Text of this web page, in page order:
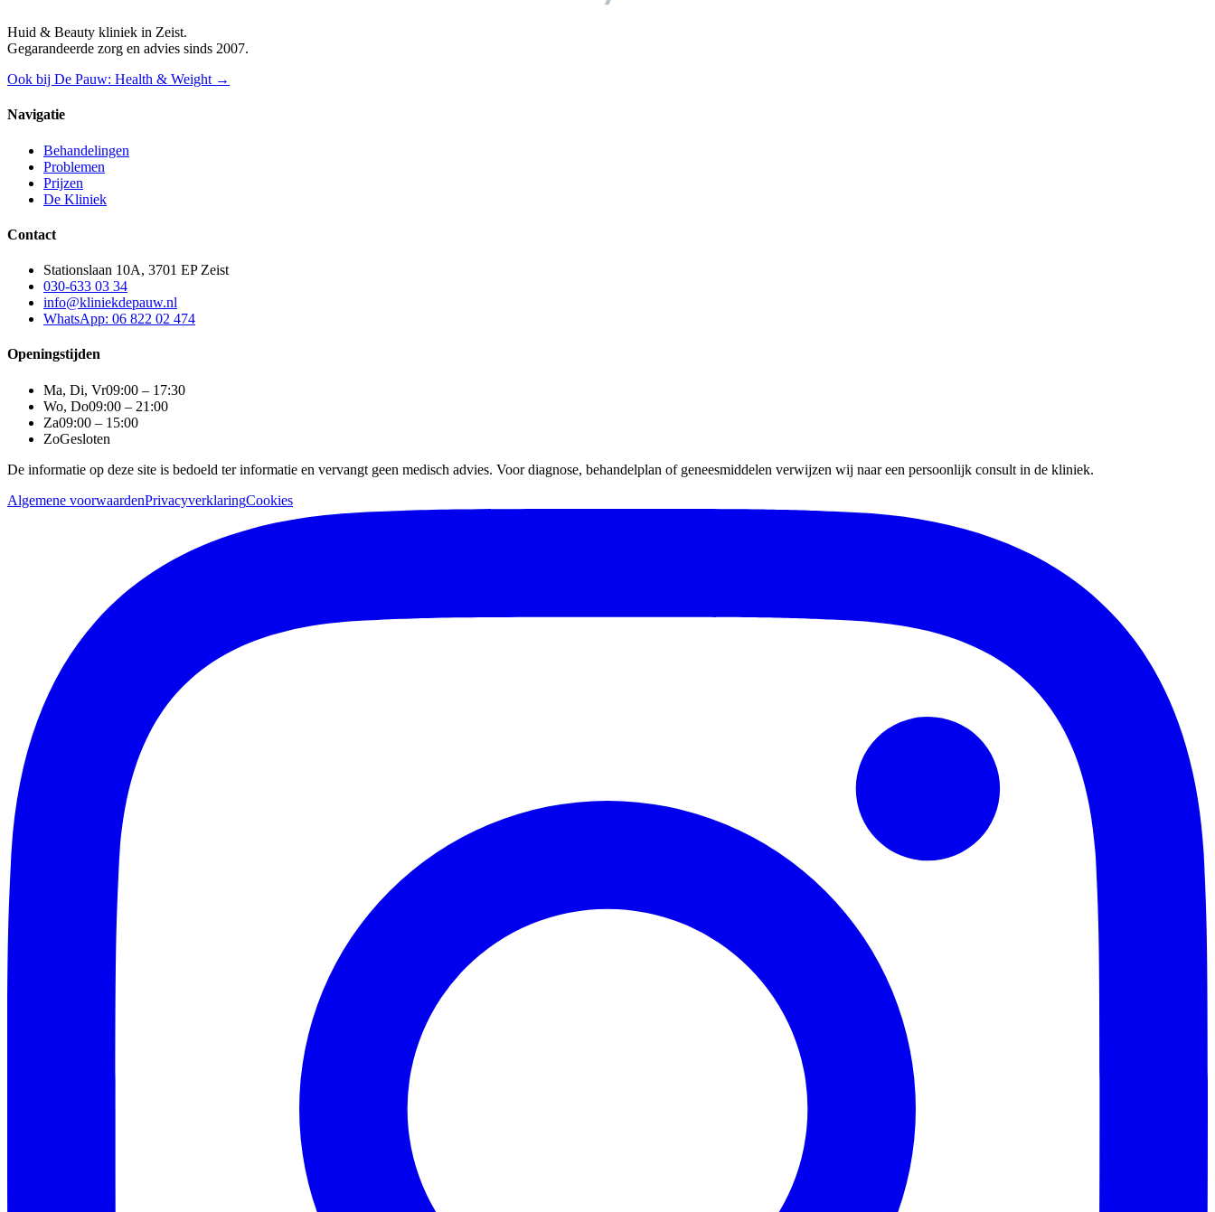
Huid & Beauty kliniek in Zeist.
Gegarandeerde zorg en advies sinds 2007.
Ook bij De Pauw: Health & Weight →
Navigatie
Behandelingen
Problemen
Prijzen
De Kliniek
Contact
Stationslaan 10A, 3701 EP Zeist
030-633 03 34
info@kliniekdepauw.nl
WhatsApp: 06 822 02 474
Openingstijden
Ma, Di, Vr09:00 – 17:30
Wo, Do09:00 – 21:00
Za09:00 – 15:00
ZoGesloten
De informatie op deze site is bedoeld ter informatie en vervangt geen medisch advies. Voor diagnose, behandelplan of geneesmiddelen verwijzen wij naar een persoonlijk consult in de kliniek.
Algemene voorwaardenPrivacyverklaringCookies